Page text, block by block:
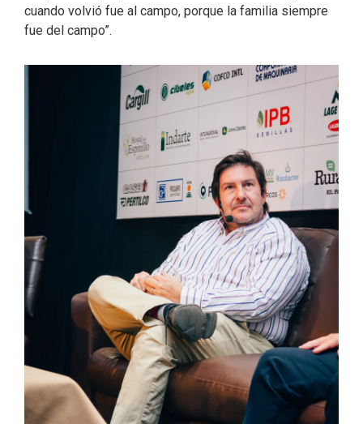
cuando volvió fue al campo, porque la familia siempre
fue del campo”.